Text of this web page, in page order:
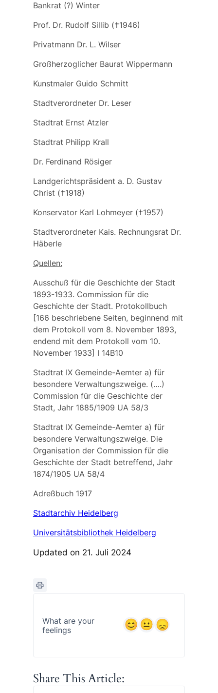
Bankrat (?) Winter
Prof. Dr. Rudolf Sillib (†1946)
Privatmann Dr. L. Wilser
Großherzoglicher Baurat Wippermann
Kunstmaler Guido Schmitt
Stadtverordneter Dr. Leser
Stadtrat Ernst Atzler
Stadtrat Philipp Krall
Dr. Ferdinand Rösiger
Landgerichtspräsident a. D. Gustav
Christ (†1918)
Konservator Karl Lohmeyer (†1957)
Stadtverordneter Kais. Rechnungsrat Dr.
Häberle
Quellen:
Ausschuß für die Geschichte der Stadt
1893-1933. Commission für die
Geschichte der Stadt. Protokollbuch
[166 beschriebene Seiten, beginnend mit
dem Protokoll vom 8. November 1893,
endend mit dem Protokoll vom 10.
November 1933] I 14B10
Stadtrat IX Gemeinde-Aemter a) für
besondere Verwaltungszweige. (….)
Commission für die Geschichte der
Stadt, Jahr 1885/1909 UA 58/3
Stadtrat IX Gemeinde-Aemter a) für
besondere Verwaltungszweige. Die
Organisation der Commission für die
Geschichte der Stadt betreffend, Jahr
1874/1905 UA 58/4
Adreßbuch 1917
Stadtarchiv Heidelberg
Universitätsbibliothek Heidelberg
Updated on 21. Juli 2024
What are your
feelings
Share This Article: